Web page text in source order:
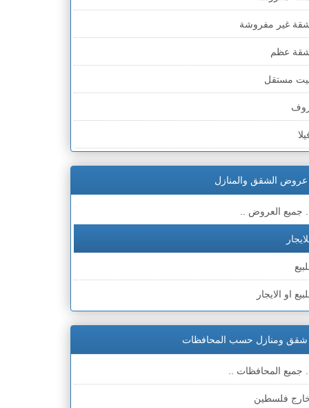
غير مفروشة
عظم
مستقل
ملحق
عروض الشقق والمنازل
.. جميع العروض ..
او الايجار
شقق ومنازل حسب المحافظات
.. جميع المحافظات ..
فلسطين